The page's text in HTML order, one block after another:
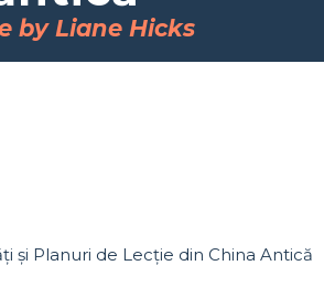
by Liane Hicks